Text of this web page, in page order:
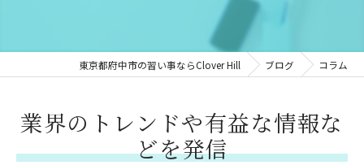
東京都府中市の習い事ならClover Hill ブログ コラム
業界のトレンドや有益な情報な
どを発信